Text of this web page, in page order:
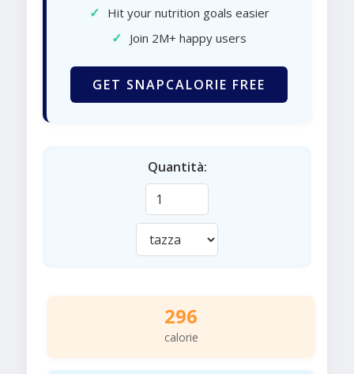
✓ Hit your nutrition goals easier
✓ Join 2M+ happy users
GET SNAPCALORIE FREE
Quantità:
296
calorie